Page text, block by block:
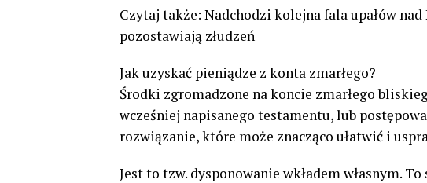
Czytaj także: Nadchodzi kolejna fala upałów
pozostawiają złudzeń
Jak uzyskać pieniądze z konta zmarłego?
Środki zgromadzone na koncie zmarłego
wcześniej napisanego testamentu, lub
rozwiązanie, które może znacząco ułatwić i
Jest to tzw. dysponowanie wkładem własnym.